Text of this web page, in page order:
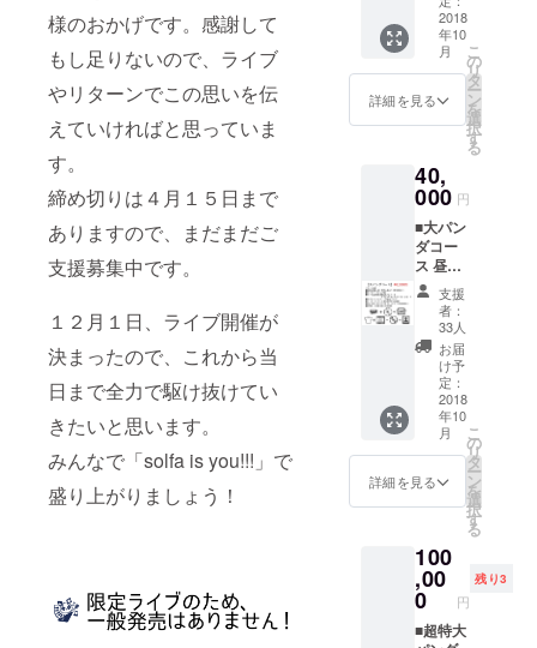
様のおかげです。感謝して
もし足りないので、ライブ
やリターンでこの思いを伝
えていければと思っていま
す。
締め切りは４月１５日まで
ありますので、まだまだご
支援募集中です。
１２月１日、ライブ開催が
決まったので、これから当
日まで全力で駆け抜けてい
きたいと思います。
みんなで「solfa is you!!!」で
盛り上がりましょう！
入りサ
ンクス
メッ
セージ
カード
４） ラ
イブ
テーマ
ソング
CD クラ
ウド
グ限定T
シャツ
エンド
ムー
ビーに
支援者
様のお
名前掲
載 solfa
メン
バーの
サイン
入りサ
ンクス
メッ
セージ
カード
ウド
ファン
ディン
グ限定
新曲CD
2018
年10
月
詳細を見る
こ
の
リ
タ
ー
ン
を
選
択
す
る
40,
000 円
■大パン
ダコー
ス 昼夜
公演通
し券・
優先入
場あり
（優先
順位
３） ラ
イブ
テーマ
ソング
CD クラ
ウド
グ限定T
シャツ
エンド
ムー
ビーに
支援
者：
33人
お届
け予
定：
2018
年10
月
詳細を見る
こ
の
リ
タ
ー
ン
を
選
択
す
る
100
,00
0 円
残り3
■超特大